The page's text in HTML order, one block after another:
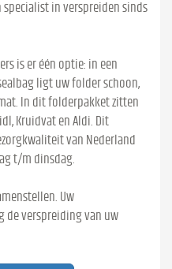
in verspreiden sinds
is er één optie: in een
ligt uw folder schoon,
In dit folderpakket zitten
Kruidvat en Aldi. Dit
van Nederland
t/m dinsdag.
Uw
de verspreiding van uw